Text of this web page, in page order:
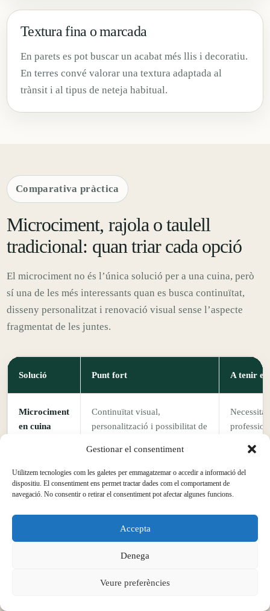
Gestionar el consentiment
Utilitzem tecnologies com les galetes per emmagatzemar o accedir a informació del
dispositiu. El consentiment ens permet tractar dades com el comportament de
navegació. No consentir o retirar el consentiment pot afectar algunes funcions.
Accepta
Denega
Veure preferències
Textura fina o marcada
En parets es pot buscar un acabat més llis i decoratiu.
En terres convé valorar una textura adaptada al
trànsit i al tipus de neteja habitual.
Comparativa pràctica
Microciment, rajola o taulell
tradicional: quan triar cada opció
El microciment no és l’única solució per a una cuina, però
sí una de les més interessants quan es busca continuïtat,
disseny personalitzat i renovació visual sense l’aspecte
fragmentat de les juntes.
Solució Punt fort A tenir
Microciment
en cuina
Continuïtat visual,
personalització i possibilitat de
amb el mateix llenguatge.
Necessita
estable i
Rajola
Material conegut, gran varietat
Les
gran estabilitat dimensional en